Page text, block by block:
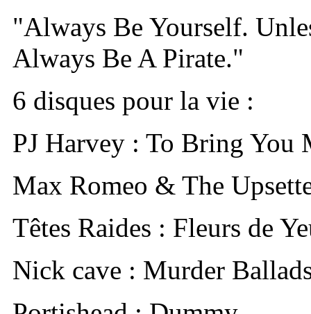
"Always Be Yourself.
Always Be A Pirate."
6 disques pour la vie :
PJ Harvey : To Bring You
Max Romeo & The
Têtes Raides : Fleurs de
Nick cave : Murder